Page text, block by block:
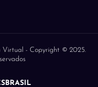
Virtual - Copyright © 2025.